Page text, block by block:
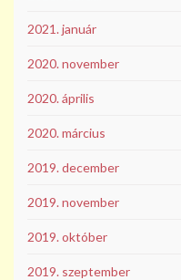
2021. január
2020. november
2020. április
2020. március
2019. december
2019. november
2019. október
2019. szeptember